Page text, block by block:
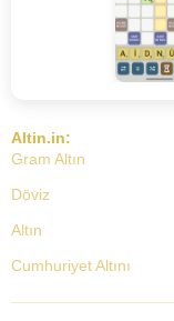
Altin.in:
Gram Altın
Döviz
Altın
Cumhuriyet Altını
Dolar Kuru